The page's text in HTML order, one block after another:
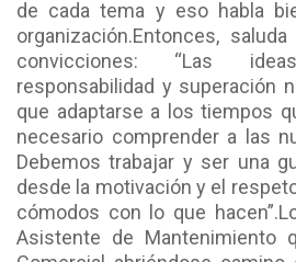
de cada tema y eso habla
organización.Entonces,
convicciones: “Las
responsabilidad y superación
que adaptarse a los tiempos
necesario comprender a las
Debemos trabajar y ser una
desde la motivación y el
cómodos con lo que hacen”.
Asistente de Mantenimiento